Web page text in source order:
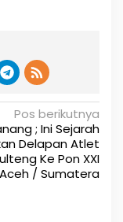
Pos berikutnya
; Ini Sejarah
Delapan Atlet
Ke Pon XXI
Aceh / Sumatera